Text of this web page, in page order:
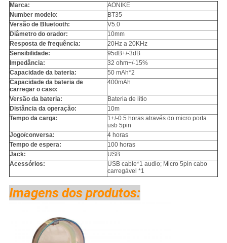
Marca:
AONIKE
Number modelo:
BT35
Versão de Bluetooth:
V5.0
Diâmetro do orador:
10mm
Resposta de frequência:
20Hz a 20KHz
Sensibilidade:
95dB+/-3dB
Impedância:
32 ohm+/-15%
Capacidade da bateria:
50 mAh*2
Capacidade da bateria de
carregar o caso:
400mAh
Versão da bateria:
Bateria de lítio
Distância da operação:
10m
Tempo da carga:
1+/-0.5 horas através do micro porta
usb 5pin
Jogo/conversa:
4 horas
Tempo de espera:
100 horas
Jack:
USB
Acessórios:
USB cable*1 audio; Micro 5pin cabo
carregável *1
Imagens dos produtos: